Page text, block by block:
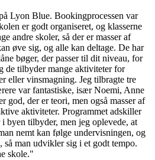
Lyon Blue. Bookingprocessen var
er godt organiseret, og klasserne
andre skoler, så der er masser af
øve sig, og alle kan deltage. De har
bøger, der passer til dit niveau, for
de tilbyder mange aktiviteter for
eller vinsmagning. Jeg tilbragte tre
var fantastiske, især Noemi, Anne
god, der er teori, men også masser af
aktiviteter. Programmet adskiller
byen tilbyder, men jeg oplevede, at
nemt kan følge undervisningen, og
så man udvikler sig i et godt tempo.
skole."